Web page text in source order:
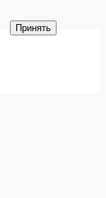
Принять